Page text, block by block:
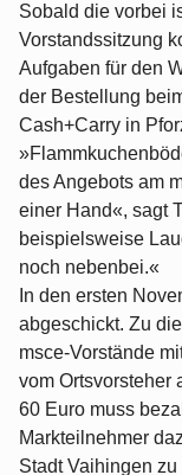
Sobald die vorbei
Vorstandssitzung
Aufgaben für den
der Bestellung
Cash+Carry in
des Angebots am
einer Hand«, sagt
beispielsweise
noch nebenbei.«
In den ersten
abgeschickt. Zu
msce-Vorstände
vom Ortsvorsteher
60 Euro muss
Markteilnehmer
Stadt Vaihingen